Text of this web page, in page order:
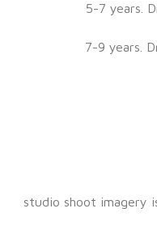
5-7 years.
7-9 years.
studio shoot imagery